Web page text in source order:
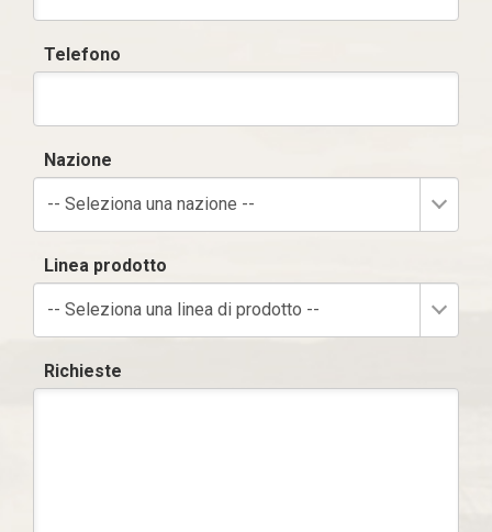
Telefono
Nazione
-- Seleziona una nazione --
Linea prodotto
-- Seleziona una linea di prodotto --
Richieste